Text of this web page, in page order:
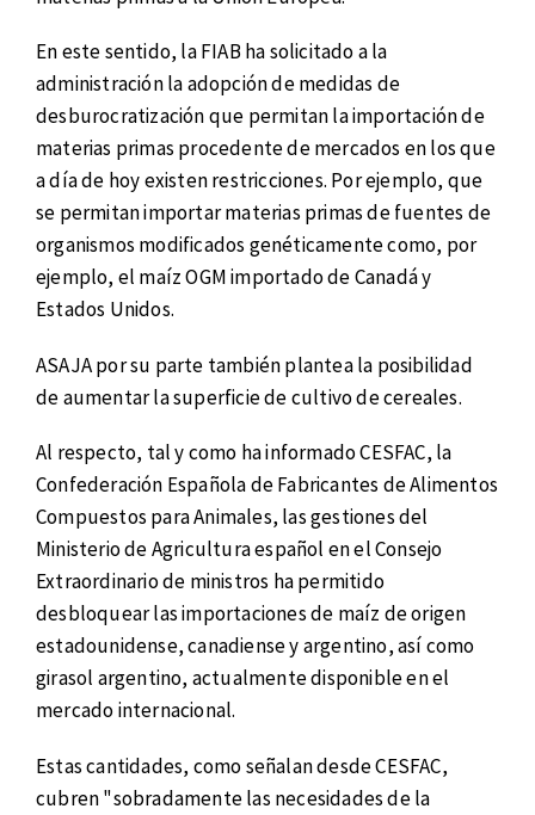
En este sentido, la FIAB ha solicitado a la
administración la adopción de medidas de
desburocratización que permitan la importación de
materias primas procedente de mercados en los que
a día de hoy existen restricciones. Por ejemplo, que
se permitan importar materias primas de fuentes de
organismos modificados genéticamente como, por
ejemplo, el maíz OGM importado de Canadá y
Estados Unidos.
ASAJA por su parte también plantea la posibilidad
de aumentar la superficie de cultivo de cereales.
Al respecto, tal y como ha informado CESFAC, la
Confederación Española de Fabricantes de Alimentos
Compuestos para Animales, las gestiones del
Ministerio de Agricultura español en el Consejo
Extraordinario de ministros ha permitido
desbloquear las importaciones de maíz de origen
estadounidense, canadiense y argentino, así como
girasol argentino, actualmente disponible en el
mercado internacional.
Estas cantidades, como señalan desde CESFAC,
cubren "sobradamente las necesidades de la